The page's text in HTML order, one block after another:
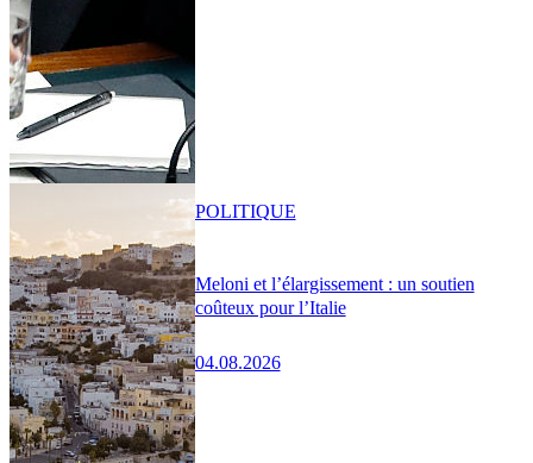
Meloni et l’élargissement : un soutien
coûteux pour l’Italie
04.08.2026
POLITIQUE